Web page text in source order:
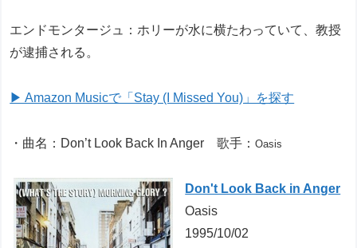
エンドモンタージュ：ホリーが水に横たわっていて、教授
が逮捕される。
▶ Amazon Musicで「Stay (I Missed You)」を探す
・曲名：Don’t Look Back In Anger 歌手：Oasis
Don't Look Back in Anger
Oasis
1995/10/02